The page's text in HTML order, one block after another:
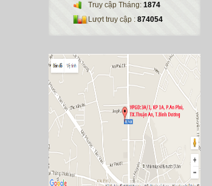
Truy cập Tháng:1874
Lượt truy cập :874054